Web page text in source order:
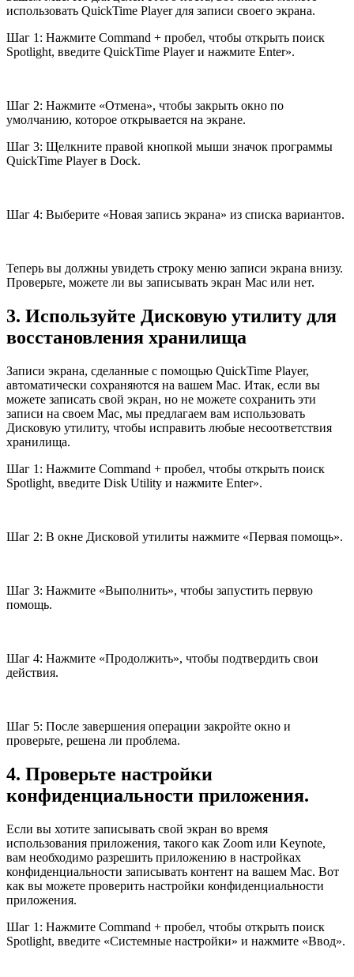
использовать QuickTime Player для записи своего экрана.
Шаг 1: Нажмите Command + пробел, чтобы открыть поиск
Spotlight, введите QuickTime Player и нажмите Enter».
Шаг 2: Нажмите «Отмена», чтобы закрыть окно по
умолчанию, которое открывается на экране.
Шаг 3: Щелкните правой кнопкой мыши значок программы
QuickTime Player в Dock.
Шаг 4: Выберите «Новая запись экрана» из списка вариантов.
Теперь вы должны увидеть строку меню записи экрана внизу.
Проверьте, можете ли вы записывать экран Mac или нет.
3. Используйте Дисковую утилиту для
восстановления хранилища
Записи экрана, сделанные с помощью QuickTime Player,
автоматически сохраняются на вашем Mac. Итак, если вы
можете записать свой экран, но не можете сохранить эти
записи на своем Mac, мы предлагаем вам использовать
Дисковую утилиту, чтобы исправить любые несоответствия
хранилища.
Шаг 1: Нажмите Command + пробел, чтобы открыть поиск
Spotlight, введите Disk Utility и нажмите Enter».
Шаг 2: В окне Дисковой утилиты нажмите «Первая помощь».
Шаг 3: Нажмите «Выполнить», чтобы запустить первую
помощь.
Шаг 4: Нажмите «Продолжить», чтобы подтвердить свои
действия.
Шаг 5: После завершения операции закройте окно и
проверьте, решена ли проблема.
4. Проверьте настройки
конфиденциальности приложения.
Если вы хотите записывать свой экран во время
использования приложения, такого как Zoom или Keynote,
вам необходимо разрешить приложению в настройках
конфиденциальности записывать контент на вашем Mac. Вот
как вы можете проверить настройки конфиденциальности
приложения.
Шаг 1: Нажмите Command + пробел, чтобы открыть поиск
Spotlight, введите «Системные настройки» и нажмите «Ввод».